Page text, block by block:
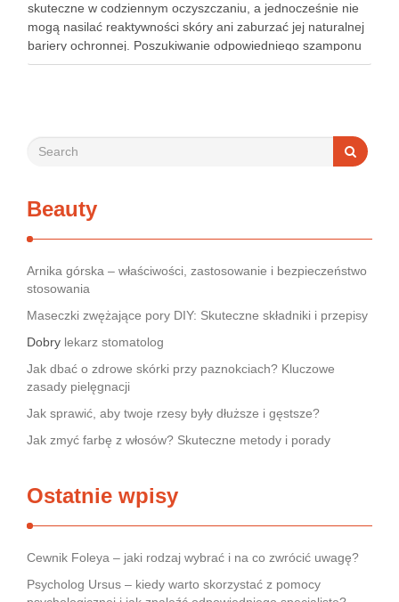
skuteczne w codziennym oczyszczaniu, a jednocześnie nie
mogą nasilać reaktywności skóry ani zaburzać jej naturalnej
bariery ochronnej. Poszukiwanie odpowiedniego szamponu
bywa dla wielu pacjentów procesem długim i frustrującym, bo
Beauty
Arnika górska – właściwości, zastosowanie i bezpieczeństwo
stosowania
Maseczki zwężające pory DIY: Skuteczne składniki i przepisy
Dobry lekarz stomatolog
Jak dbać o zdrowe skórki przy paznokciach? Kluczowe
zasady pielęgnacji
Jak sprawić, aby twoje rzesy były dłuższe i gęstsze?
Jak zmyć farbę z włosów? Skuteczne metody i porady
Ostatnie wpisy
Cewnik Foleya – jaki rodzaj wybrać i na co zwrócić uwagę?
Psycholog Ursus – kiedy warto skorzystać z pomocy